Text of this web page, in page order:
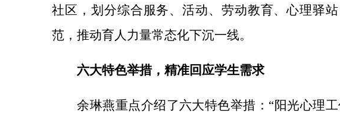
社区，划分综合服务、活动、劳动教育、心理驿
范，推动育人力量常态化下沉一线。
六大特色举措，精准回应学生需求
余琳燕重点介绍了六大特色举措：“阳光心理